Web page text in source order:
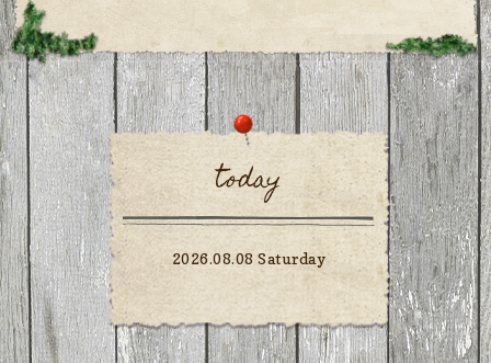
today
2026.08.08 Saturday